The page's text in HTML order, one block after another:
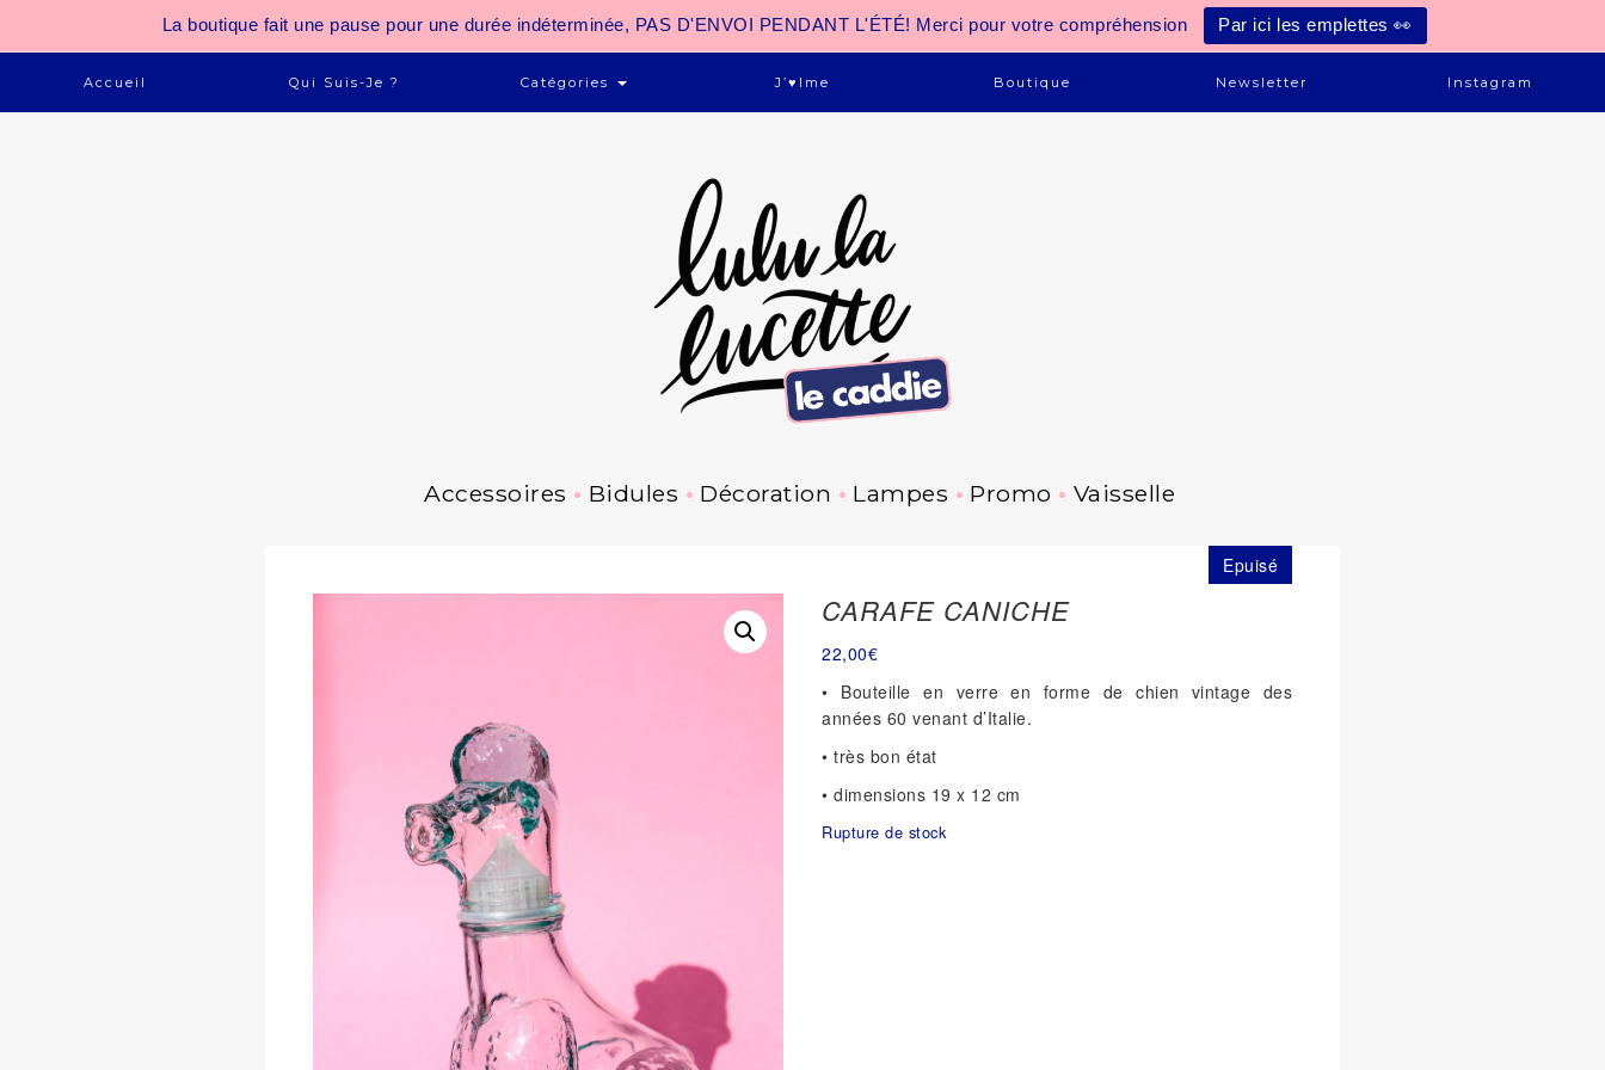
La boutique fait une pause pour une durée indéterminée, PAS D'ENVOI PENDANT L'ÉTÉ! Merci pour votre compréhension Par ici les emplettes 👀
Accueil Qui Suis-Je ? Catégories J’♥ime Boutique Newsletter Instagram
Accessoires Bidules Décoration Lampes Promo Vaisselle
Epuisé
CARAFE CANICHE
22,00€
• Bouteille en verre en forme de chien vintage des
années 60 venant d’Italie.
• très bon état
• dimensions 19 x 12 cm
Rupture de stock